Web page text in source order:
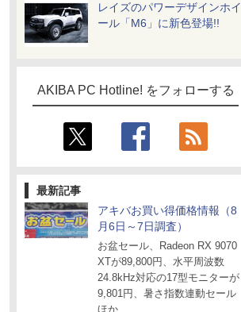
レイズのパワーデザインホイ
ール「M6」に新色登場!!
AKIBA PC Hotline! をフォローする
最新記事
アキバお買い得価格情報（8
月6日～7日調査）
お盆セール、Radeon RX 9070
XTが89,800円、水平周波数
24.8kHz対応の17型モニターが
9,801円、暑さ指数連動セール
ほか